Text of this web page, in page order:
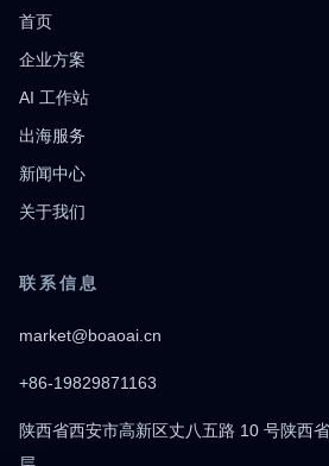
首页
企业方案
AI 工作站
出海服务
新闻中心
关于我们
联系信息
market@boaoai.cn
+86-19829871163
陕西省西安市高新区丈八五路 10 号陕西